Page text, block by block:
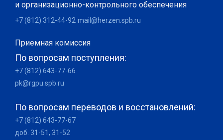
и организационно-контрольного обеспечения
+7 (812) 312-44-92 mail@herzen.spb.ru
Приемная комиссия
По вопросам поступления:
+7 (812) 643-77-66
pk@rgpu.spb.ru
По вопросам переводов и восстановлений:
+7 (812) 643-77-67
доб. 31-51, 31-52